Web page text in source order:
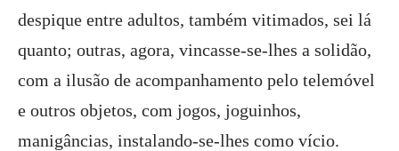
despique entre adultos, também vitimados, sei lá
quanto; outras, agora, vincasse-se-lhes a solidão,
com a ilusão de acompanhamento pelo telemóvel
e outros objetos, com jogos, joguinhos,
manigâncias, instalando-se-lhes como vício.